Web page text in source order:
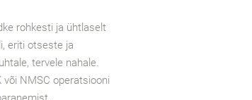
rohkesti ja ühtlaselt
eriti otseste ja
tervele nahale.
või NMSC operatsiooni